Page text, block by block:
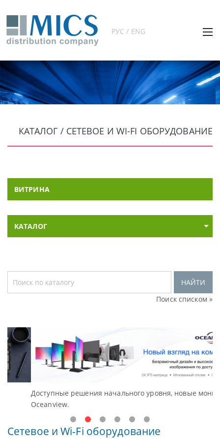
РУС / ENG
КАТАЛОГ / СЕТЕВОЕ И WI-FI ОБОРУДОВАНИЕ
ВИТРИНА
КАТАЛОГ
НАЙТИ
Поиск списком »
Доступные решения начального уровня, новые мониторы
Oceanview.
Сетевое и Wi-Fi оборудование